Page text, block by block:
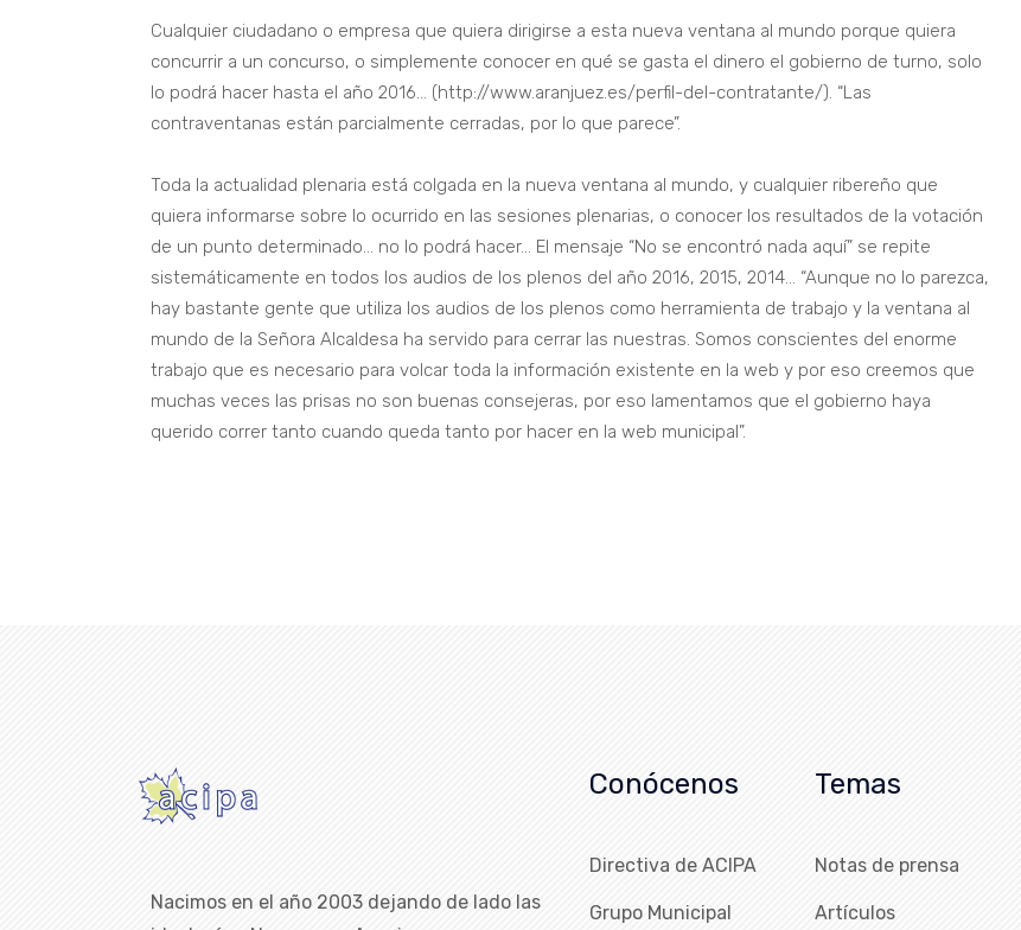
Cualquier ciudadano o empresa que quiera dirigirse a esta nueva ventana al mundo porque quiera
concurrir a un concurso, o simplemente conocer en qué se gasta el dinero el gobierno de turno, solo
lo podrá hacer hasta el año 2016… (http://www.aranjuez.es/perfil-del-contratante/). “Las
contraventanas están parcialmente cerradas, por lo que parece”.
Toda la actualidad plenaria está colgada en la nueva ventana al mundo, y cualquier ribereño que
quiera informarse sobre lo ocurrido en las sesiones plenarias, o conocer los resultados de la votación
de un punto determinado… no lo podrá hacer… El mensaje “No se encontró nada aquí” se repite
sistemáticamente en todos los audios de los plenos del año 2016, 2015, 2014… “Aunque no lo parezca,
hay bastante gente que utiliza los audios de los plenos como herramienta de trabajo y la ventana al
mundo de la Señora Alcaldesa ha servido para cerrar las nuestras. Somos conscientes del enorme
trabajo que es necesario para volcar toda la información existente en la web y por eso creemos que
muchas veces las prisas no son buenas consejeras, por eso lamentamos que el gobierno haya
querido correr tanto cuando queda tanto por hacer en la web municipal”.
Nacimos en el año 2003 dejando de lado las
Conócenos
Directiva de ACIPA
Grupo Municipal
Temas
Notas de prensa
Artículos